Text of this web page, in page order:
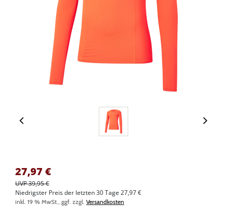
27,97 €
UVP 39,95 €
Niedrigster Preis der letzten 30 Tage 27,97 €
inkl. 19 % MwSt., ggf. zzgl. Versandkosten